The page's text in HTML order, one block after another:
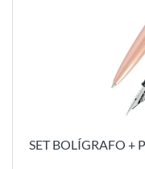
SET BOLÍGRAFO +